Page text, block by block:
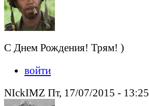
С Днем Рождения! Трям! )
войти
NIckIMZ Пт, 17/07/2015 - 13:25